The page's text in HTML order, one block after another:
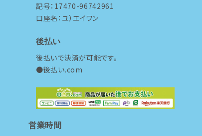
記号：17470-96742961
口座名：ユ）エイワン
後払い
後払いで決済が可能です。
●後払い.com
営業時間